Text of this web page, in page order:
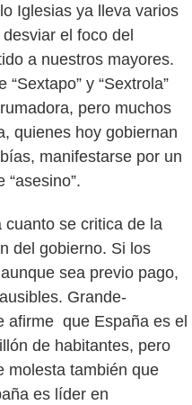
Iglesias ya lleva varios
el foco del
a nuestros mayores.
“Sextapo” y “Sextrola”
pero muchos
quienes hoy gobiernan
manifestarse por un
cuanto se critica de la
del gobierno. Si los
sea previo pago,
Grande-
afirme que España es el
de habitantes, pero
molesta también que
es líder en